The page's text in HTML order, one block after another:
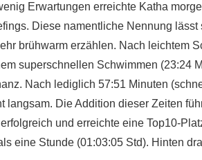
Erwartungen erreichte Katha
Diese namentliche Nennung
brühwarm erzählen. Nach leichtem
superschnellen Schwimmen (23:24
Nach lediglich 57:51 Minuten
langsam. Die Addition dieser Zeiten
und erreichte eine Top10-
eine Stunde (01:03:05 Std). Hinten